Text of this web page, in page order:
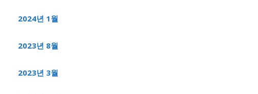
2024년 1월
2023년 8월
2023년 3월